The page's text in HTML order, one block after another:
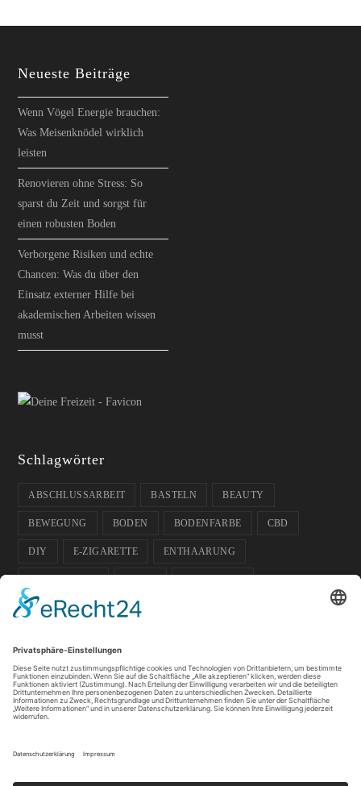
Neueste Beiträge
Wenn Vögel Energie brauchen:
Was Meisenknödel wirklich
leisten
Renovieren ohne Stress: So
sparst du Zeit und sorgst für
einen robusten Boden
Verborgene Risiken und echte
Chancen: Was du über den
Einsatz externer Hilfe bei
akademischen Arbeiten wissen
musst
Schlagwörter
ABSCHLUSSARBEIT BASTELN BEAUTY
BEWEGUNG BODEN BODENFARBE CBD
DIY E-ZIGARETTE ENTHAARUNG
FUSSBODENFARBE
HAUSTIERE HOCHZEIT ISOKINETIK
KOSMETIK LICHT PFLANZEN SOMMER
SPORT
WELLNESS